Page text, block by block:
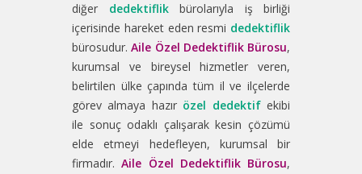
diğer dedektiflikbürolarıyla iş birliği
içerisinde hareket eden resmi dedektiflik
bürosudur.Aile Özel Dedektiflik Bürosu,
kurumsal ve bireysel hizmetler veren,
belirtilen ülke çapında tüm il ve ilçelerde
görev almaya hazır özel dedektifekibi
ile sonuç odaklı çalışarak kesin çözümü
elde etmeyi hedefleyen, kurumsal bir
firmadır.Aile Özel Dedektiflik Bürosu,